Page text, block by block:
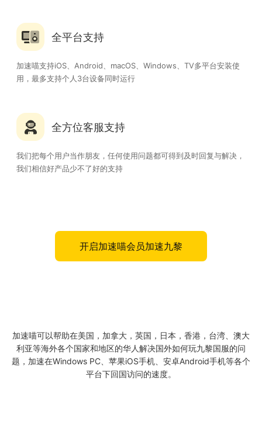
全平台支持
加速喵支持iOS、Android、macOS、Windows、TV多平台安装使
用，最多支持个人3台设备同时运行
全方位客服支持
我们把每个用户当作朋友，任何使用问题都可得到及时回复与解决，
我们相信好产品少不了好的支持
开启加速喵会员加速九黎
加速喵可以帮助在美国，加拿大，英国，日本，香港，台湾、澳大
利亚等海外各个国家和地区的华人解决国外如何玩九黎国服的问
题，加速在Windows PC、苹果iOS手机、安卓Android手机等各个
平台下回国访问的速度。